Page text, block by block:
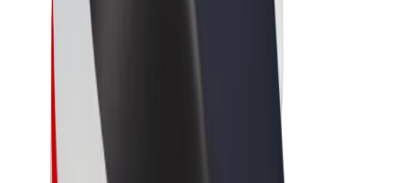
Monopattini
Bolt Market
Bolt Food
Bolt Drive
Bolt per le aziende
Bicicletta elettrica